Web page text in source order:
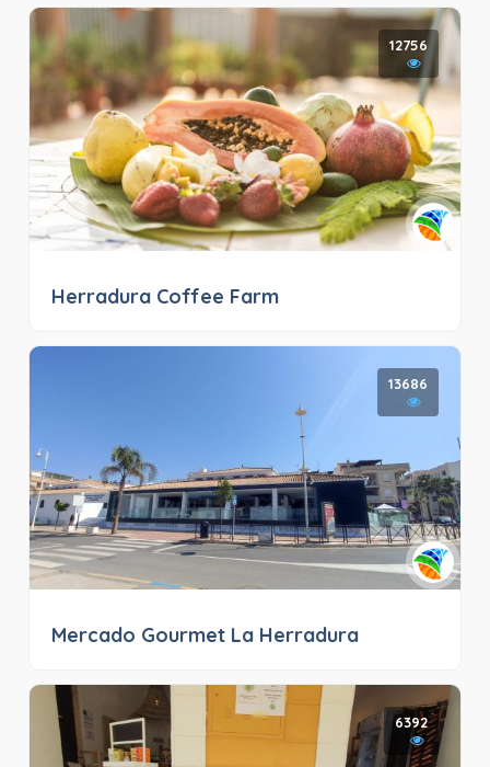
12756
Herradura Coffee Farm
13686
Mercado Gourmet La Herradura
6392